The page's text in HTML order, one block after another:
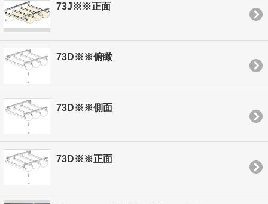
73J※※正面
73D※※俯瞰
73D※※側面
73D※※正面